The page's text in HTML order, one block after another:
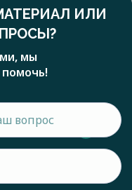
ИЛИ
мы